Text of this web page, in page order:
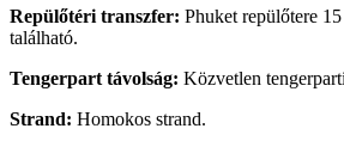
Repülőtéri transzfer: Phuket repülőtere
található.
Tengerpart távolság: Közvetlen
Strand: Homokos strand.